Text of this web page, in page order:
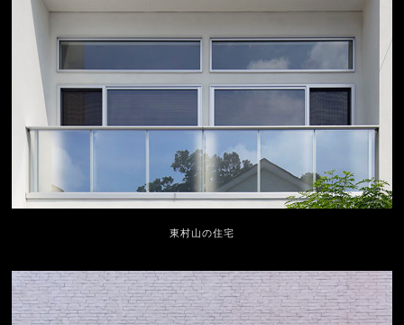
東村山の住宅